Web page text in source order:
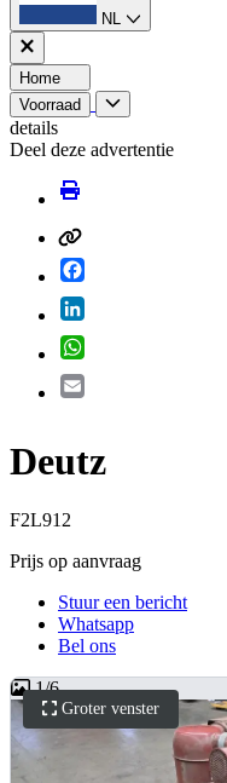
NL
Home
Voorraad
details
Deel deze advertentie
Deutz
F2L912
Prijs op aanvraag
Stuur een bericht
Whatsapp
Bel ons
Groter venster
1/6